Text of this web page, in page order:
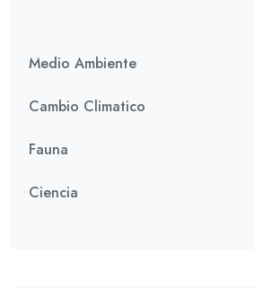
Medio Ambiente
Cambio Climatico
Fauna
Ciencia